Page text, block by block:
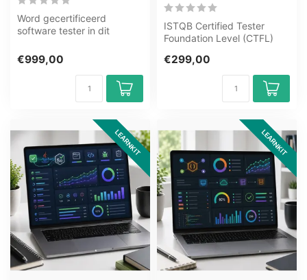
Word gecertificeerd
software tester in dit
80+ uur. ...
€999,00
ISTQB Certified Tester
Foundation Level (CTFL)
Gecertif...
€299,00
LEARNKIT LEARNKIT